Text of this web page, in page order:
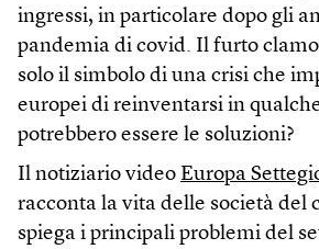
ingressi, in particolare dopo gli
pandemia di covid. Il furto
solo il simbolo di una crisi che
europei di reinventarsi in
potrebbero essere le soluzioni?
Il notiziario video Europa
racconta la vita delle società del
spiega i principali problemi del